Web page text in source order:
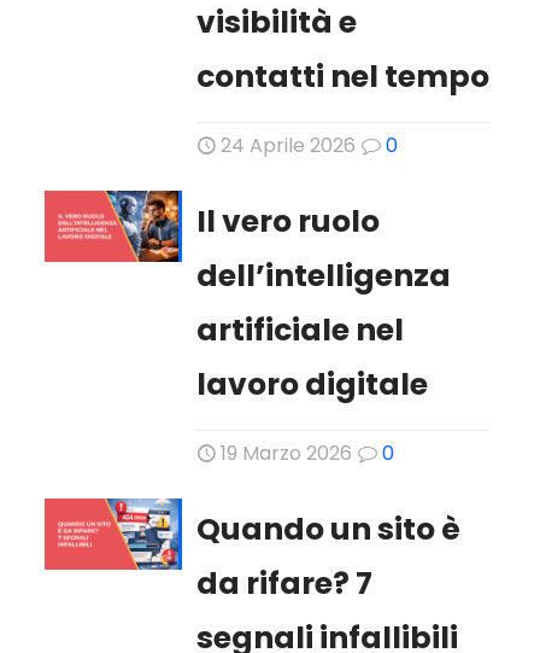
visibilità e
contatti nel tempo
24 Aprile 2026 0
Il vero ruolo
dell’intelligenza
artificiale nel
lavoro digitale
19 Marzo 2026 0
Quando un sito è
da rifare? 7
segnali infallibili